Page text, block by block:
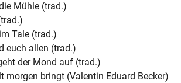
Mühle (trad.)
Tale (trad.)
euch allen (trad.)
der Mond auf (trad.)
morgen bringt (Valentin Eduard Becker)